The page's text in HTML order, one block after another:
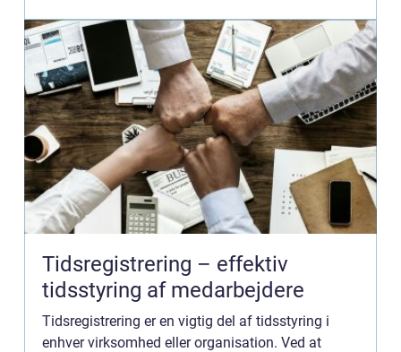
Tidsregistrering – effektiv
tidsstyring af medarbejdere
Tidsregistrering er en vigtig del af tidsstyring i
enhver virksomhed eller organisation. Ved at